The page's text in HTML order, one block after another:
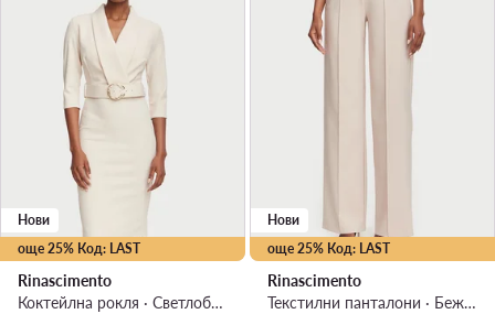
още 25% Код: LAST
Нови
Rinascimento
Коктейлна рокля · Светлобежов · Миди
още 25% Код: LAST
Нови
Rinascimento
Текстилни панталони · Бежов · Regular Fit